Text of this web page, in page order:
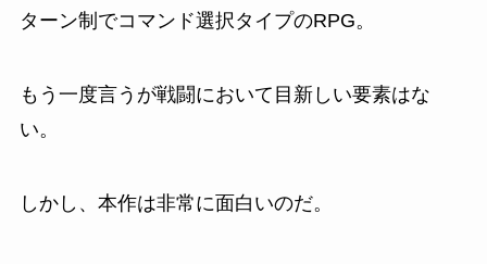
ターン制でコマンド選択タイプのRPG。
もう一度言うが戦闘において目新しい要素はな
い。
しかし、本作は非常に面白いのだ。